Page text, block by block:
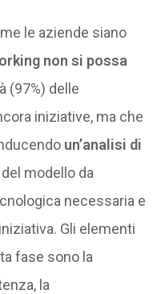
le aziende siano
non si possa
(97%) delle
iniziative, ma che
un’analisi di
modello da
necessaria e
Gli elementi
fase sono la
la